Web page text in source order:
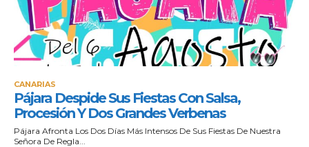
CANARIAS
Pájara Despide Sus Fiestas Con Salsa,
Procesión Y Dos Grandes Verbenas
Pájara Afronta Los Dos Días Más Intensos De Sus Fiestas De Nuestra
Señora De Regla...